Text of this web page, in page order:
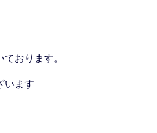
おります。
います